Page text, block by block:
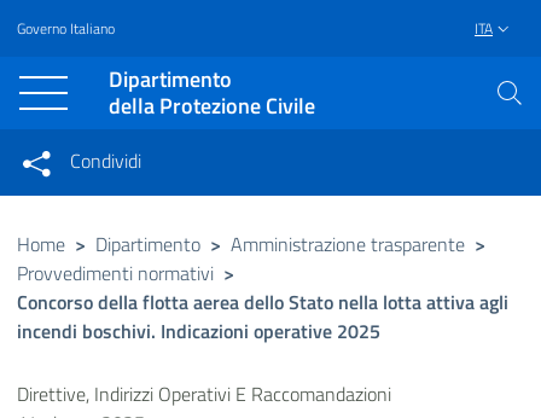
Vai al contenuto principale
Raggiungi il piè di pagina
Governo Italiano ITA
Dipartimento
della Protezione Civile
Condividi su Facebook
Condividi su Twitter
Condividi su LinkedIn
Condividi
Condividi sui social network
Home > Dipartimento > Amministrazione trasparente >
Provvedimenti normativi >
Concorso della flotta aerea dello Stato nella lotta attiva agli
incendi boschivi. Indicazioni operative 2025
Direttive, Indirizzi Operativi E Raccomandazioni